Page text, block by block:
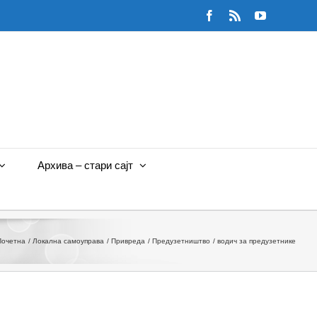
Facebook
Rss YouTube
Архива – стари сајт
Локална самоуправа Привреда Предузетништво водич за предузетнике